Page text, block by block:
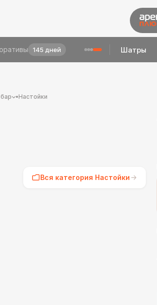
23 дня Шатры
•Настойки
Вся категория Настойки